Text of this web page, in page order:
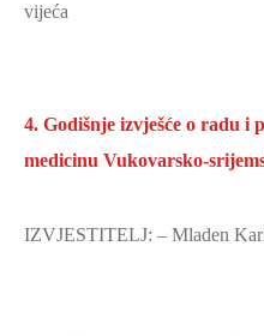
vijeća
4. Godišnje izvješće o radu i
medicinu Vukovarsko-
IZVJESTITELJ: – Mladen